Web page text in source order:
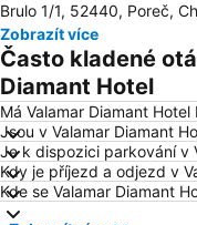
Simonov zaliv Beach
Port of Pula
Donji Špadići
Istrian Riviera
Kanova
Staro mesto Piran
Amarin
Brulo 1/1, 52440, Poreč,
Zobrazít více
Často kladené
Diamant Hotel
Má Valamar Diamant
Jsou v Valamar Diamant
Je k dispozici parkování v
Kdy je příjezd a odjezd v
Kde se Valamar Diamant